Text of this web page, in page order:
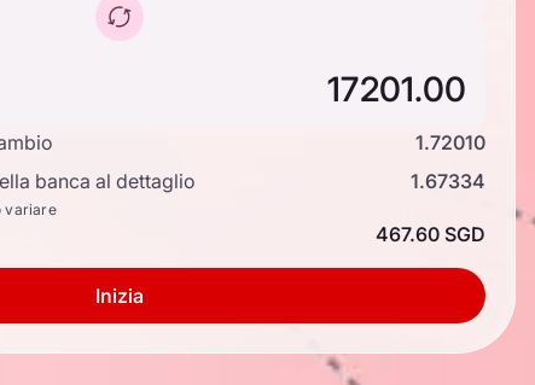
1.72010
banca al dettaglio
1.67334
variare
467.60 SGD
Inizia